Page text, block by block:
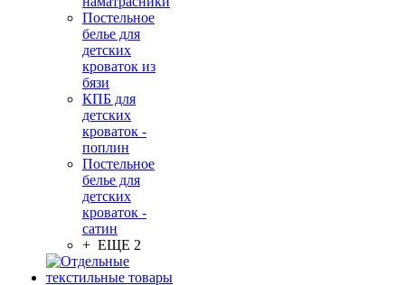
Постельное
белье для
детских
кроваток из
бязи
КПБ для
детских
кроваток -
поплин
Постельное
белье для
детских
кроваток -
сатин
+ ЕЩЕ 2